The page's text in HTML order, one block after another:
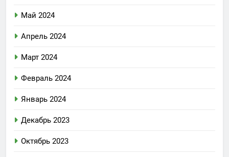
Май 2024
Апрель 2024
Март 2024
Февраль 2024
Январь 2024
Декабрь 2023
Октябрь 2023